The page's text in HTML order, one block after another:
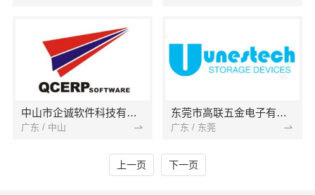
中山市企诚软件科技有限公司
广东 / 中山
东莞市高联五金电子有限公司
广东 / 东莞
上一页 下一页